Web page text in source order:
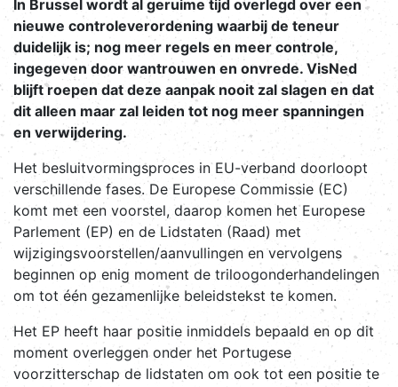
In Brussel wordt al geruime tijd overlegd over een
nieuwe controleverordening waarbij de teneur
duidelijk is; nog meer regels en meer controle,
ingegeven door wantrouwen en onvrede. VisNed
blijft roepen dat deze aanpak nooit zal slagen en dat
dit alleen maar zal leiden tot nog meer spanningen
en verwijdering.
Het besluitvormingsproces in EU-verband doorloopt
verschillende fases. De Europese Commissie (EC)
komt met een voorstel, daarop komen het Europese
Parlement (EP) en de Lidstaten (Raad) met
wijzigingsvoorstellen/aanvullingen en vervolgens
beginnen op enig moment de triloogonderhandelingen
om tot één gezamenlijke beleidstekst te komen.
Het EP heeft haar positie inmiddels bepaald en op dit
moment overleggen onder het Portugese
voorzitterschap de lidstaten om ook tot een positie te